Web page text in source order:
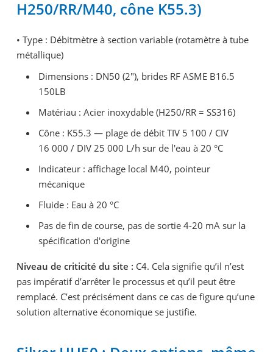
H250/RR/M40, cône K55.3)
• Type : Débitmètre à section variable (rotamètre à tube
métallique)
Dimensions : DN50 (2"), brides RF ASME B16.5
150LB
Matériau : Acier inoxydable (H250/RR = SS316)
Cône : K55.3 — plage de débit TIV 5 100 / CIV
16 000 / DIV 25 000 L/h sur de l'eau à 20 °C
Indicateur : affichage local M40, pointeur
mécanique
Fluide : Eau à 20 °C
Pas de fin de course, pas de sortie 4-20 mA sur la
spécification d'origine
Niveau de criticité du site : C4. Cela signifie qu’il n’est
pas impératif d’arrêter le processus et qu’il peut être
remplacé. C’est précisément dans ce cas de figure qu’une
solution alternative économique se justifie.